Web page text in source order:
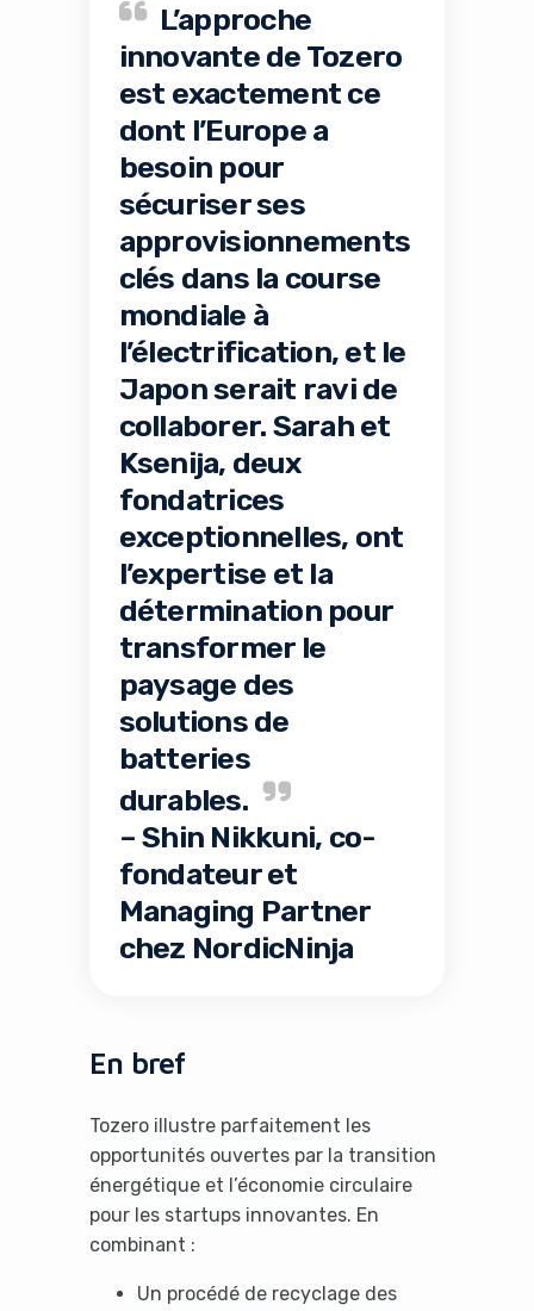
L’approche
innovante de Tozero
est exactement ce
dont l’Europe a
besoin pour
sécuriser ses
approvisionnements
clés dans la course
mondiale à
l’électrification, et le
Japon serait ravi de
collaborer. Sarah et
Ksenija, deux
fondatrices
exceptionnelles, ont
l’expertise et la
détermination pour
transformer le
paysage des
solutions de
batteries
durables.
– Shin Nikkuni, co-
fondateur et
Managing Partner
chez NordicNinja
En bref
Tozero illustre parfaitement les
opportunités ouvertes par la transition
énergétique et l’économie circulaire
pour les startups innovantes. En
combinant :
Un procédé de recyclage des
It looks like you're
using an ad-blocker!
Yes, I will turn off Ad-Blocker